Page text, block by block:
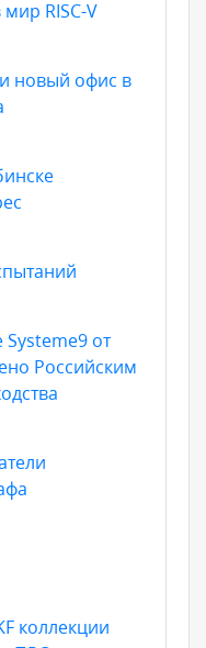
RISC-V
новый офис в
от
Российским
коллекции